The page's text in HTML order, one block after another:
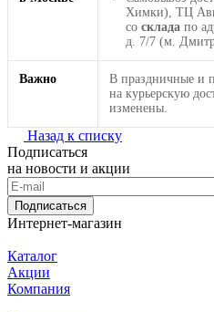
Химки), ТЦ
со склада по
д. 7/7 (м.
Важно
В праздничные и
на курьерскую
изменены.
Назад к списку
Подписаться
на новости и акции
Подписаться
Интернет-магазин
Каталог
Акции
Компания